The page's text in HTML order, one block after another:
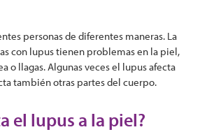
personas de diferentes maneras. La
con lupus tienen problemas en la piel,
o llagas. Algunas veces el lupus afecta
también otras partes del cuerpo.
el lupus a la piel?